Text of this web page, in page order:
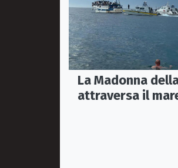
La Madonna
attraversa il